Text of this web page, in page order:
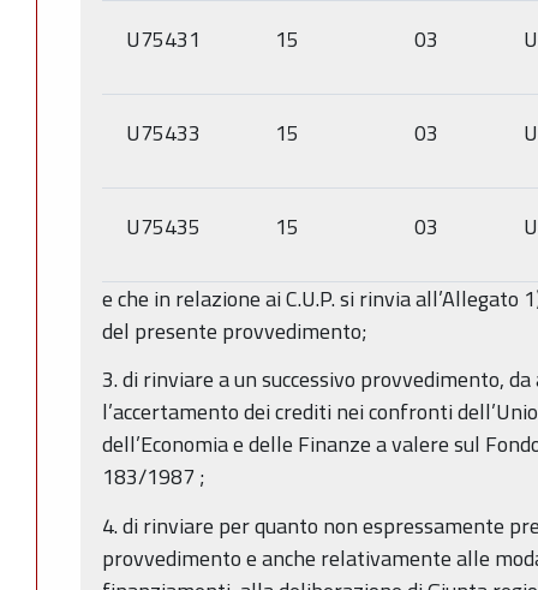
U75431 15 03
U75433 15 03
U75435 15 03
e che in relazione ai C.U.P. si rinvia
del presente provvedimento;
3. dirinviare a un successivo provvedimento,
l’accertamento dei crediti nei confronti
dell’Economia e delle Finanze a valere sul
183/1987 ;
4. di rinviare per quanto non espressamente
provvedimento e anche relativamente alle